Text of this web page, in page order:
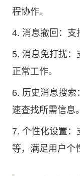
程协作。
4. 消息撤回：支
5. 消息免打扰：
正常工作。
6. 历史消息搜索
速查找所需信息。
7. 个性化设置：
等，满足用户个